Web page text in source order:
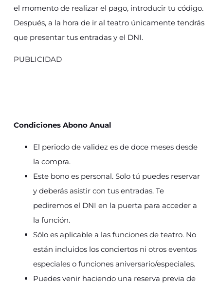
el momento de realizar el pago, introducir tu código.
Después, a la hora de ir al teatro únicamente tendrás
que presentar tus entradas y el DNI.
PUBLICIDAD
Condiciones Abono Anual
El periodo de validez es de doce meses desde
la compra.
Este bono es personal. Solo tú puedes reservar
y deberás asistir con tus entradas. Te
pediremos el DNI en la puerta para acceder a
la función.
Sólo es aplicable a las funciones de teatro. No
están incluidos los conciertos ni otros eventos
especiales o funciones aniversario/especiales.
Puedes venir haciendo una reserva previa de